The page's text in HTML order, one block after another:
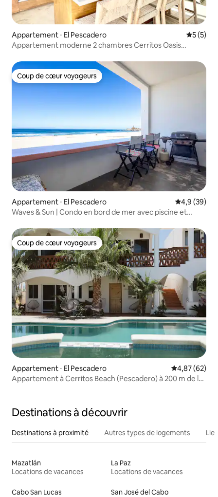
Appartement ⋅ El Pescadero
5 (5)
Appartement moderne 2 chambres Cerritos Oasis
Coup de cœur voyageurs
Coup de cœur voyageurs
Appartement ⋅ El Pescadero Évaluation
4,9 (39)
Waves & Sun | Condo en bord de mer avec piscine et
Coup de cœur voyageurs
Coup de cœur voyageurs
Appartement ⋅ El Pescadero Évaluation
4,87 (62)
Appartement à Cerritos Beach (Pescadero) à 200 m de la
Destinations à découvrir
Destinations à proximité Autres types de logements
Mazatlán
Locations de vacances
La Paz
Locations de vacances
Cabo San Lucas
San José del Cabo